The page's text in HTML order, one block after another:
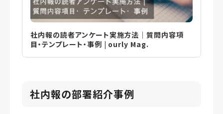
社内報の読者アンケート実施方法｜質問内容項
目・テンプレート・事例 | ourly Mag.
社内報の部署紹介事例